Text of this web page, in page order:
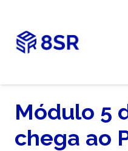
Módulo 5
chega ao